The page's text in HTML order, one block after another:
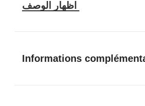
résidus collants.
trace sur le boîtier, les ports et
Informations